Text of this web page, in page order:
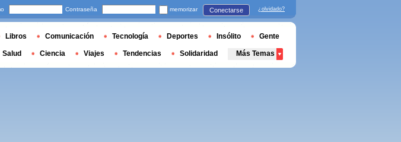
Contraseña memorizar Conectarse ¿olvidado?
Libros Comunicación Tecnología Deportes Insólito Gente
Salud Ciencia Viajes Tendencias Solidaridad Más Temas